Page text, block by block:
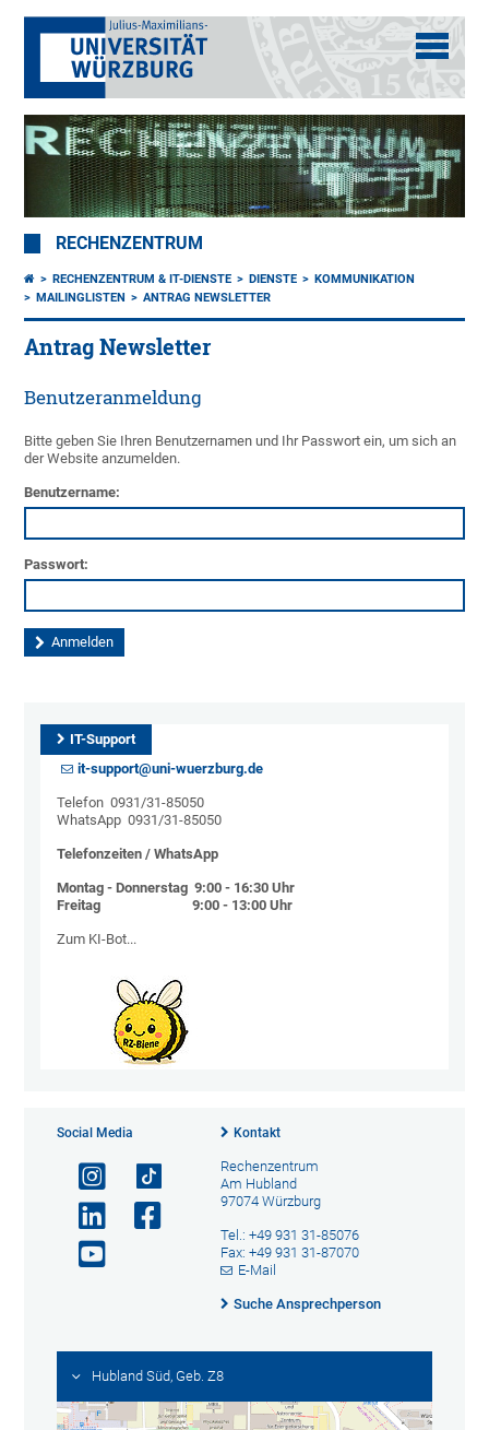
RECHENZENTRUM
RECHENZENTRUM & IT-DIENSTE DIENSTE
KOMMUNIKATION
MAILINGLISTEN
ANTRAG NEWSLETTER
Antrag Newsletter
Benutzeranmeldung
Bitte geben Sie Ihren Benutzernamen und Ihr Passwort ein, um sich an
der Website anzumelden.
Benutzername:
Passwort:
IT-Support
it-support@uni-wuerzburg.de
Telefon 0931/31-85050
WhatsApp 0931/31-85050
Telefonzeiten / WhatsApp
Montag - Donnerstag 9:00 - 16:30 Uhr
Freitag 9:00 - 13:00 Uhr
Zum KI-Bot...
Social Media Kontakt
Rechenzentrum
Am Hubland
97074 Würzburg
Tel.: +49 931 31-85076
Fax: +49 931 31-87070
E-Mail
Suche Ansprechperson
Hubland Süd, Geb. Z8